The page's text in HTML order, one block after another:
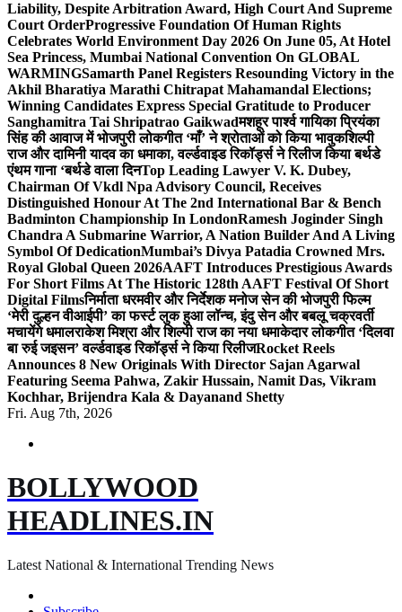
Liability, Despite Arbitration Award, High Court And Supreme
Court OrderProgressive Foundation Of Human Rights
Celebrates World Environment Day 2026 On June 05, At Hotel
Sea Princess, Mumbai National Convention On GLOBAL
WARMINGSamarth Panel Registers Resounding Victory in the
Akhil Bharatiya Marathi Chitrapat Mahamandal Elections;
Winning Candidates Express Special Gratitude to Producer
Sanghamitra Tai Shripatrao Gaikwadमशहूर पार्श्व गायिका प्रियंका
सिंह की आवाज में भोजपुरी लोकगीत ‘माँ’ ने श्रोताओं को किया भावुकशिल्पी
राज और दामिनी यादव का धमाका, वर्ल्डवाइड रिकॉर्ड्स ने रिलीज किया बर्थडे
एंथम गाना ‘बर्थडे वाला दिनTop Leading Lawyer V. K. Dubey,
Chairman Of Vkdl Npa Advisory Council, Receives
Distinguished Honour At The 2nd International Bar & Bench
Badminton Championship In LondonRamesh Joginder Singh
Chandra A Submarine Warrior, A Nation Builder And A Living
Symbol Of DedicationMumbai’s Divya Patadia Crowned Mrs.
Royal Global Queen 2026AAFT Introduces Prestigious Awards
For Short Films At The Historic 128th AAFT Festival Of Short
Digital Filmsनिर्माता धरमवीर और निर्देशक मनोज सेन की भोजपुरी फिल्म
‘मेरी दुल्हन वीआईपी’ का फर्स्ट लुक हुआ लॉन्च, इंदु सेन और बबलू चक्रवर्ती
मचायेंगे धमालराकेश मिश्रा और शिल्पी राज का नया धमाकेदार लोकगीत ‘दिलवा
बा रुई जइसन’ वर्ल्डवाइड रिकॉर्ड्स ने किया रिलीजRocket Reels
Announces 8 New Originals With Director Sajan Agarwal
Featuring Seema Pahwa, Zakir Hussain, Namit Das, Vikram
Kochhar, Brijendra Kala & Dayanand Shetty
Fri. Aug 7th, 2026
BOLLYWOOD
HEADLINES.IN
Latest National & International Trending News